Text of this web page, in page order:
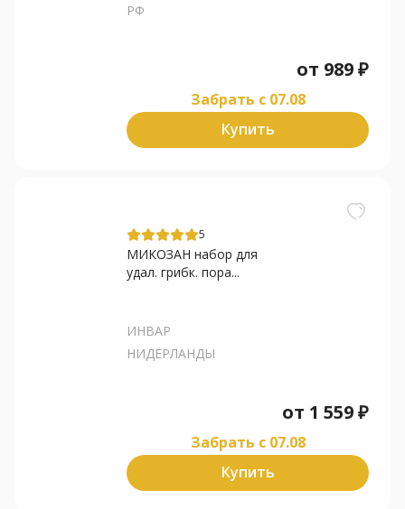
РФ
от 989₽
Забрать c 07.08
Купить
5
МИКОЗАН набор для
удал. грибк. пора...
ИНВАР
НИДЕРЛАНДЫ
от 1 559₽
Забрать c 07.08
Купить